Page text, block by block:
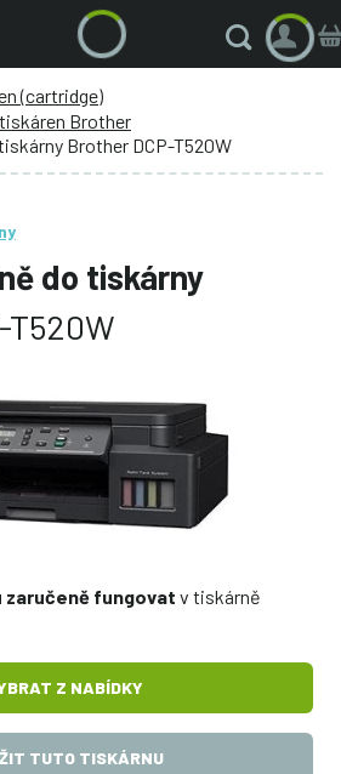
(cartridge)
Brother
Brother DCP-T520W
do tiskárny
T520W
zaručeně fungovat v tiskárně
Z NABÍDKY
TUTO TISKÁRNU